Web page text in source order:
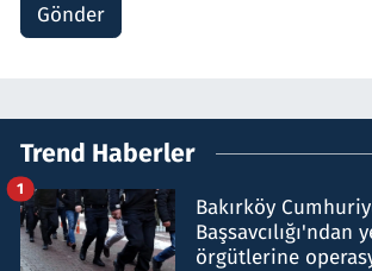
Gönder
Trend Haberler
Bakırköy
Başsavcılığı'ndan
örgütlerine
1